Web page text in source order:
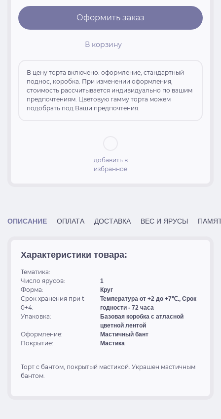
Оформить заказ
В корзину
В цену торта включено: оформление, стандартный
поднос, коробка. При изменении оформления,
стоимость рассчитывается индивидуально по вашим
предпочтениям. Цветовую гамму торта можем
подобрать под Ваши предпочтения.
добавить в
избранное
ОПИСАНИЕ ОПЛАТА ДОСТАВКА ВЕС И ЯРУСЫ
Характеристики товара:
Тематика:
Число ярусов:
1
Форма: Круг
Срок хранения при t
0+4:
Температура от +2 до +7℃., Срок
годности - 72 часа
Упаковка:
Базовая коробка с атласной
цветной лентой
Оформление: Мастичный бант
Покрытие: Мастика
Торт с бантом, покрытый мастикой. Украшен мастичным
бантом.